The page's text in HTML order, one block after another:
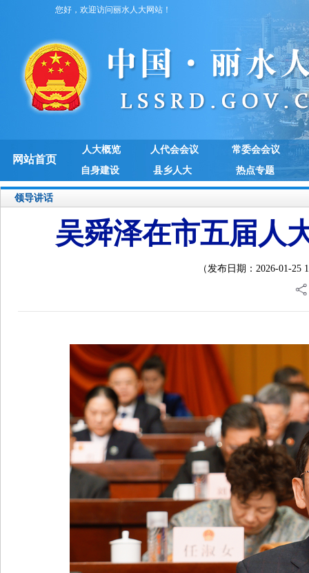
您好，欢迎访问丽水人大网站！
网站首页
人大概览 人代会会议
常委会会议
自身建设
县乡人大 热点专题
领导讲话
吴舜泽在市五届人
（发布日期：2026-01-